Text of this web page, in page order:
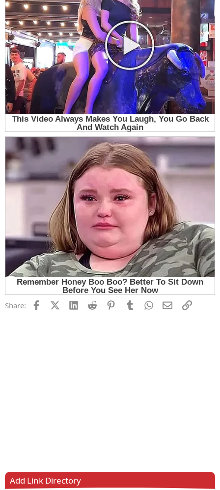
Share: FacebookX (Twitter)
LinkedInReddit PinterestTumblrWhatsApp
EmailLink
Add Link Directory